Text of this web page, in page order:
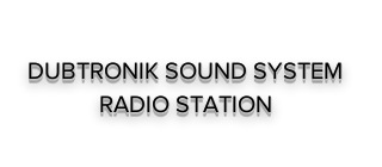
DUBTRONIK SOUND SYSTEM
RADIO STATION